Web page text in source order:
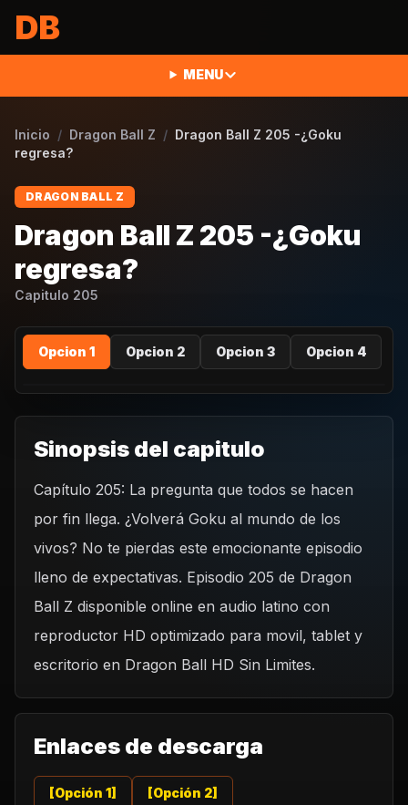
DB
MENU
Inicio / Dragon Ball Z / Dragon Ball Z 205 -¿Goku
regresa?
DRAGON BALL Z
Dragon Ball Z 205 -¿Goku
regresa?
Capitulo 205
Opcion 1 Opcion 2 Opcion 3 Opcion 4
REPRODUCIR CAPITULO
Dragon Ball Z 205 -¿Goku regresa?
CARGAR REPRODUCTOR
Sinopsis del capitulo
Capítulo 205: La pregunta que todos se hacen
por fin llega. ¿Volverá Goku al mundo de los
vivos? No te pierdas este emocionante episodio
lleno de expectativas. Episodio 205 de Dragon
Ball Z disponible online en audio latino con
reproductor HD optimizado para movil, tablet y
escritorio en Dragon Ball HD Sin Limites.
Enlaces de descarga
[Opción 1] [Opción 2]